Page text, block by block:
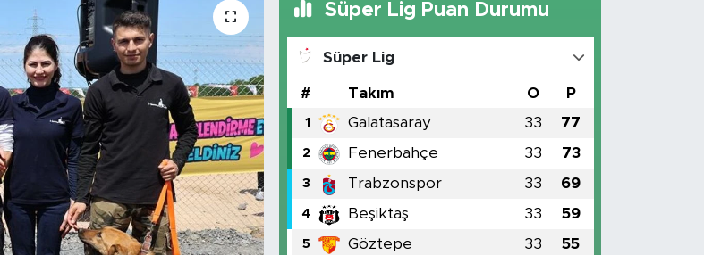
Süper Lig Puan Durumu
Süper Lig
# Takım O P
1 Galatasaray 33 77
2 Fenerbahçe 33 73
3 Trabzonspor 33 69
4 Beşiktaş 33 59
5 Göztepe 33 55